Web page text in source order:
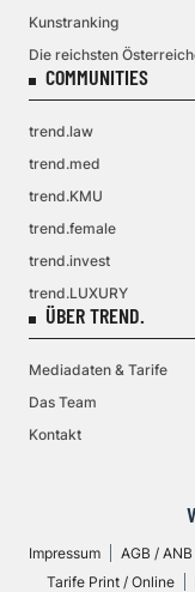
Kunstranking
Die reichsten
COMMUNITIES
trend.law
trend.med
trend.KMU
trend.female
trend.invest
trend.LUXURY
ÜBER TREND.
Mediadaten & Tarife
Das Team
Kontakt
Impressum AGB / ANB
Tarife Print / Online